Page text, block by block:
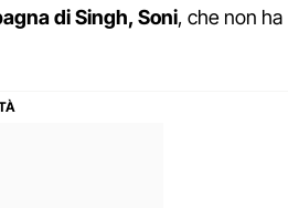
di Singh, Soni, che non ha